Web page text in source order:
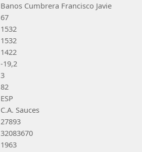
Banos Cumbrera Francisco Javie
67
1532
1532
1422
-19,2
3
82
ESP
C.A. Sauces
27893
32083670
1963